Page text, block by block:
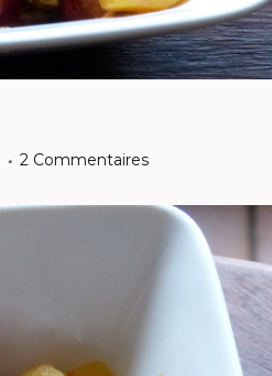
2 Commentaires